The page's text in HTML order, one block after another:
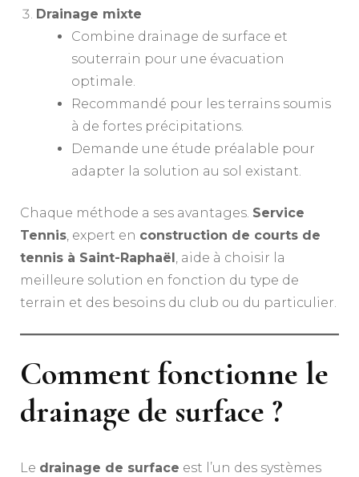
Drainage mixte
Combine drainage de surface et
souterrain pour une évacuation
optimale.
Recommandé pour les terrains soumis
à de fortes précipitations.
Demande une étude préalable pour
adapter la solution au sol existant.
Chaque méthode a ses avantages. Service
Tennis, expert en construction de courts de
tennis à Saint-Raphaël, aide à choisir la
meilleure solution en fonction du type de
terrain et des besoins du club ou du particulier.
Comment fonctionne le
drainage de surface ?
Le drainage de surface est l’un des systèmes